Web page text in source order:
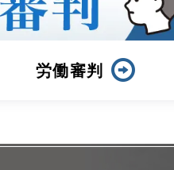
労働裁判